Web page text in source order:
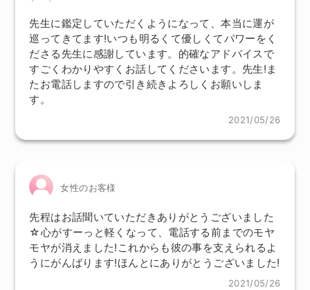
先生に鑑定していただくようになって、本当に運が
巡ってきてます!いつも明るくて優しくてパワーをく
ださる先生に感謝しています。的確なアドバイスで
すごくわかりやすくお話してくださいます。先生!ま
たお電話しますので引き続きよろしくお願いしま
す。
2021/05/26
女性のお客様
先程はお話聞いていただきありがとうございました
☆心がすーっと軽くなって、電話する前までのモヤ
モヤが消えました!これからも彼の事を支えられるよ
うにがんばります!ほんとにありがとうございました!
2021/05/26